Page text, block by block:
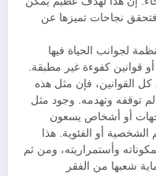
فتحقق نجاحات تميزها عن
لجوانب الحياة فيها
قوانين كفوءة غير مطبقة.
القوانين، فإن مثل هذه
لم توقفه وتهدمه. وجود مثل
جهات أو أشخاص يسعون
أو الفئوية. هذا
وأستمراريته، ومن ثم
شعبها من الفقر